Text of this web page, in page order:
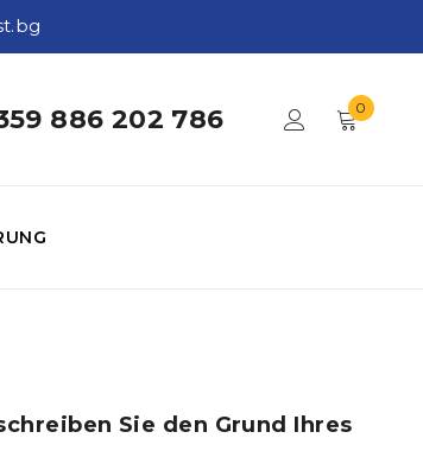
886 202 786 0
Sie den Grund Ihres